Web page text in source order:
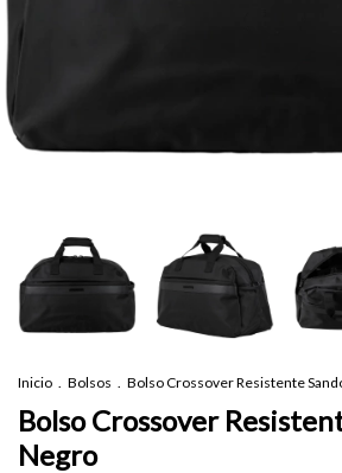
Inicio Bolsos Bolso Crossover Resistente
Bolso Crossover
Negro